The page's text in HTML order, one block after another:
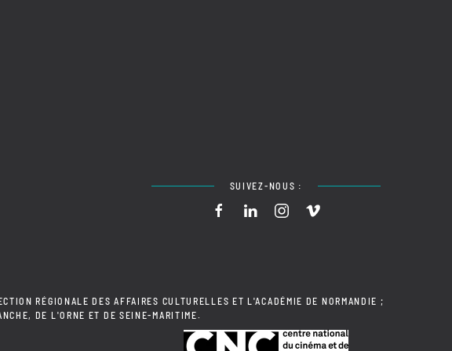
SUIVEZ-NOUS :
RÉGIONALE DES AFFAIRES CULTURELLES ET L'ACADÉMIE DE NORMANDIE ;
DE L'ORNE ET DE SEINE-MARITIME.